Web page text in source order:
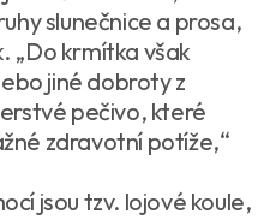
slunečnice a prosa,
„Do krmítka však
jiné dobroty z
pečivo, které
zdravotní potíže,“
jsou tzv. lojové koule,